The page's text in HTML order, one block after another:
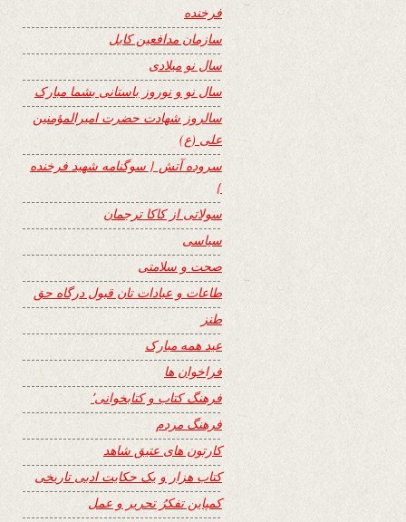
فرخنده
سازمان مدافعین کابل
سال نو میلادی
سال نو و نوروز باستانی بشما مبارک
سالروز شهادت حضرت امیرالمؤمنین
علی (ع)
سروده آتش { سوگنامه شهید فرخنده
}
سولاتی از کاکا ترجمان
سیاسی
صحت و سلامتی
طاعات و عبادات تان قبول درگاه حق
طنز
عید همه مبارک
فراخوان ها
فرهنگ کتاب و کتابخوانی٬
فرهنگ مردم
کارتون های عتیق شاهد
کتاب هزار و یک حکایت ادبی تاریخی
کمپاین تفکرُ تحریر و عمل